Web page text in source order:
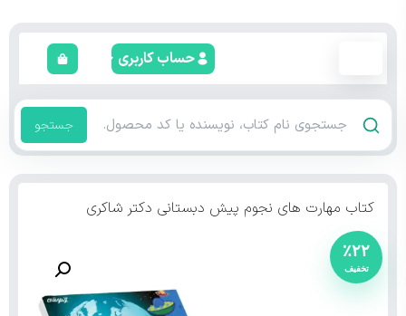
حساب کاربری
جستجو
کتاب مهارت های نجوم پیش دبستانی دکتر شاکری
٪۲۲